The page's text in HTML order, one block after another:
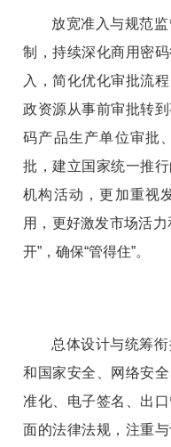
放宽准入与规范
制，持续深化商用密
入，简化优化审批流
政资源从事前审批转
码产品生产单位审批
批，建立国家统一推
机构活动，更加重视
用，更好激发市场活
开”，确保“管得住”。
总体设计与统筹
和国家安全、网络安
准化、电子签名、出
面的法律法规，注重